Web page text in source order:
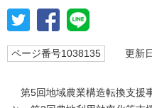
ページ番号1038135 更新日
第5回地域農業構造転換支援